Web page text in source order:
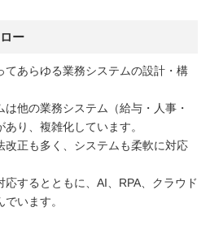
ー
てあらゆる業務システムの設計・構
他の業務システム（給与・人事・
り、複雑化しています。
改正も多く、システムも柔軟に対応
するとともに、AI、RPA、クラウド
います。